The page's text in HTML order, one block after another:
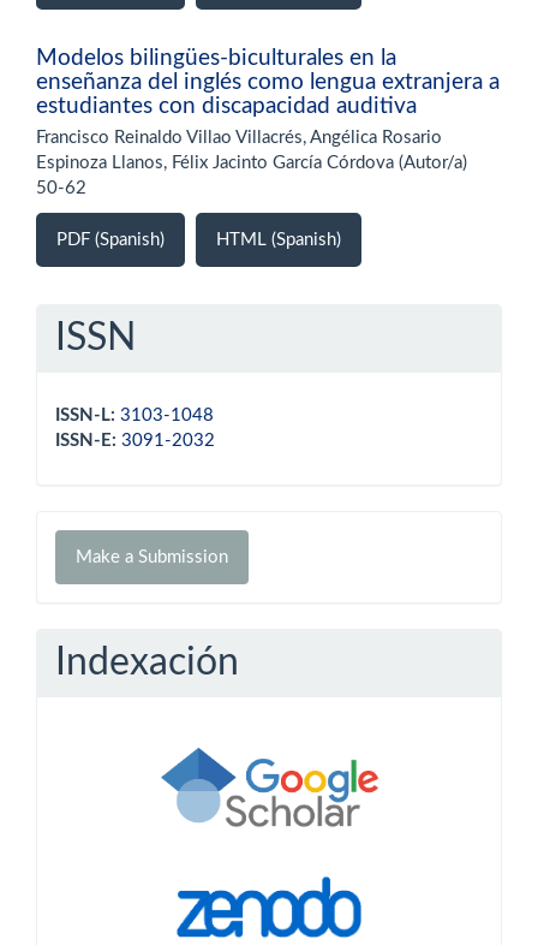
Modelos bilingües-biculturales en la
enseñanza del inglés como lengua extranjera a
estudiantes con discapacidad auditiva
Francisco Reinaldo Villao Villacrés, Angélica Rosario
Espinoza Llanos, Félix Jacinto García Córdova (Autor/a)
50-62
PDF (Spanish) HTML (Spanish)
ISSN
ISSN-L: 3103-1048
ISSN-E: 3091-2032
Make
Make a Submission
Indexación